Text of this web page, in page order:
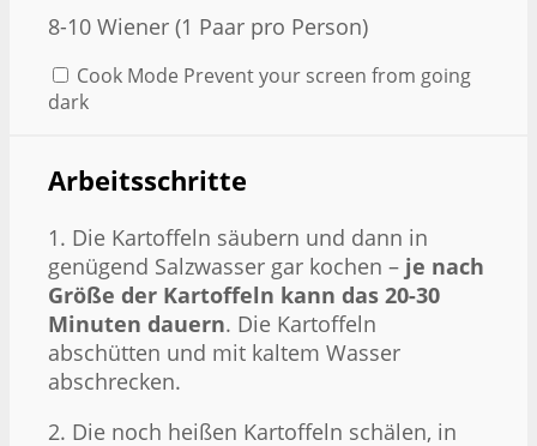
8-10 Wiener (1 Paar pro Person)
Cook Mode Prevent your screen from going
dark
Arbeitsschritte
1. Die Kartoffeln säubern und dann in
genügend Salzwasser gar kochen – je nach
Größe der Kartoffeln kann das 20-30
Minuten dauern. Die Kartoffeln
abschütten und mit kaltem Wasser
abschrecken.
2. Die noch heißen Kartoffeln schälen, in